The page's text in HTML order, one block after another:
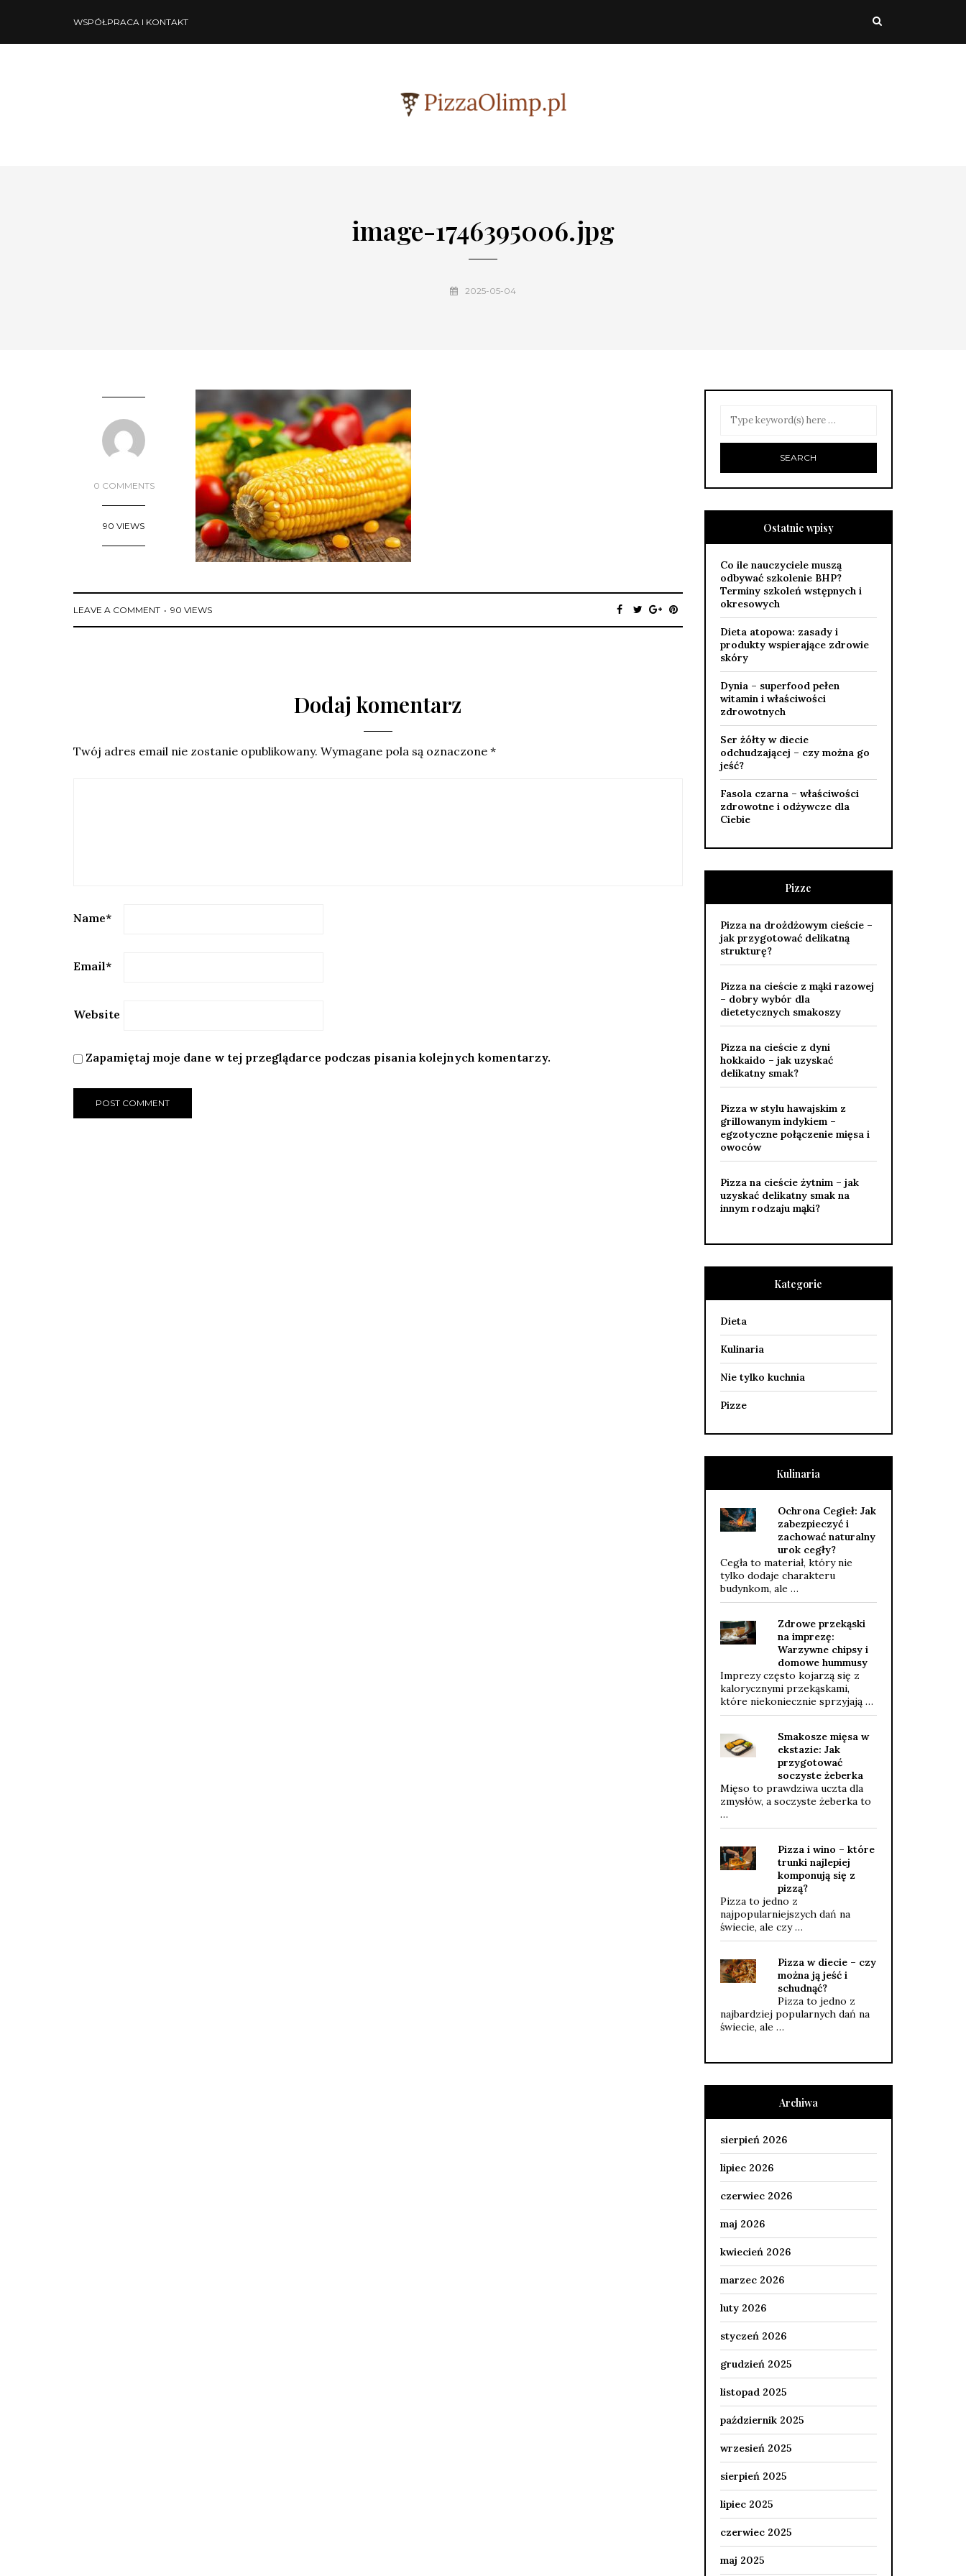
WSPÓŁPRACA I KONTAKT
image-1746395006.jpg
2025-05-04
0 COMMENTS
90 VIEWS
LEAVE A COMMENT 90 VIEWS
Dodaj komentarz
Twój adres email nie zostanie opublikowany. Wymagane pola są oznaczone *
Name*
Email*
Website
Zapamiętaj moje dane w tej przeglądarce podczas pisania kolejnych komentarzy.
Ostatnie wpisy
Co ile nauczyciele muszą
odbywać szkolenie BHP?
Terminy szkoleń wstępnych i
okresowych
Dieta atopowa: zasady i
produkty wspierające zdrowie
skóry
Dynia – superfood pełen
witamin i właściwości
zdrowotnych
Ser żółty w diecie
odchudzającej – czy można go
jeść?
Fasola czarna – właściwości
zdrowotne i odżywcze dla
Ciebie
Pizze
Pizza na drożdżowym cieście –
jak przygotować delikatną
strukturę?
Pizza na cieście z mąki razowej
– dobry wybór dla
dietetycznych smakoszy
Pizza na cieście z dyni
hokkaido – jak uzyskać
delikatny smak?
Pizza w stylu hawajskim z
grillowanym indykiem –
egzotyczne połączenie mięsa i
owoców
Pizza na cieście żytnim – jak
uzyskać delikatny smak na
innym rodzaju mąki?
Kategorie
Dieta
Kulinaria
Nie tylko kuchnia
Pizze
Kulinaria
Ochrona Cegieł: Jak
zabezpieczyć i
zachować naturalny
urok cegły?
Cegła to materiał, który nie
tylko dodaje charakteru
budynkom, ale …
Zdrowe przekąski
na imprezę:
Warzywne chipsy i
domowe hummusy
Imprezy często kojarzą się z
kalorycznymi przekąskami,
które niekoniecznie sprzyjają …
Smakosze mięsa w
ekstazie: Jak
przygotować
soczyste żeberka
Mięso to prawdziwa uczta dla
zmysłów, a soczyste żeberka to
…
Pizza i wino – które
trunki najlepiej
komponują się z
pizzą?
Pizza to jedno z
najpopularniejszych dań na
świecie, ale czy …
Pizza w diecie – czy
można ją jeść i
schudnąć?
Pizza to jedno z
najbardziej popularnych dań na
świecie, ale …
Archiwa
sierpień 2026
lipiec 2026
czerwiec 2026
maj 2026
kwiecień 2026
marzec 2026
luty 2026
styczeń 2026
grudzień 2025
listopad 2025
październik 2025
wrzesień 2025
sierpień 2025
lipiec 2025
czerwiec 2025
maj 2025